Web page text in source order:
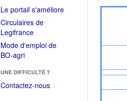
Le portail s'améliore(Fichier
Circulaires de
Legifrance(Ouvrir
dans
une
fenêtre)
Mode d'emploi de
BO-agri(Ouvrir
une
nouvelle
UNE DIFFICULTÉ ?
Contactez-nous